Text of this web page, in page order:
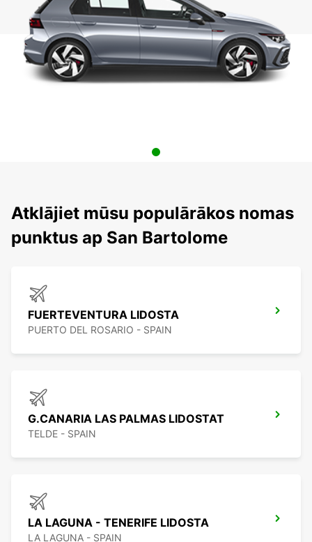
Atklājiet mūsu populārākos nomas
punktus ap San Bartolome
FUERTEVENTURA LIDOSTA
PUERTO DEL ROSARIO - SPAIN
G.CANARIA LAS PALMAS LIDOSTAT
TELDE - SPAIN
LA LAGUNA - TENERIFE LIDOSTA
LA LAGUNA - SPAIN